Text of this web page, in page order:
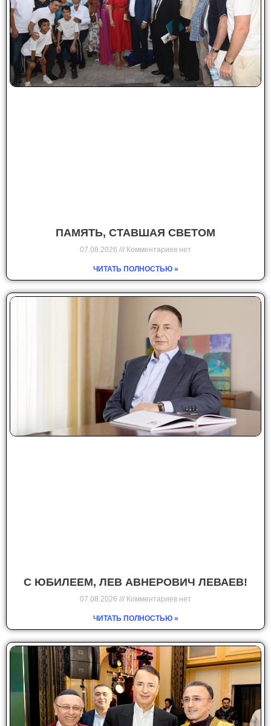
ПАМЯТЬ, СТАВШАЯ СВЕТОМ
07.08.2026 Комментариев нет
ЧИТАТЬ ПОЛНОСТЬЮ »
С ЮБИЛЕЕМ, ЛЕВ АВНЕРОВИЧ ЛЕВАЕВ!
07.08.2026 Комментариев нет
ЧИТАТЬ ПОЛНОСТЬЮ »